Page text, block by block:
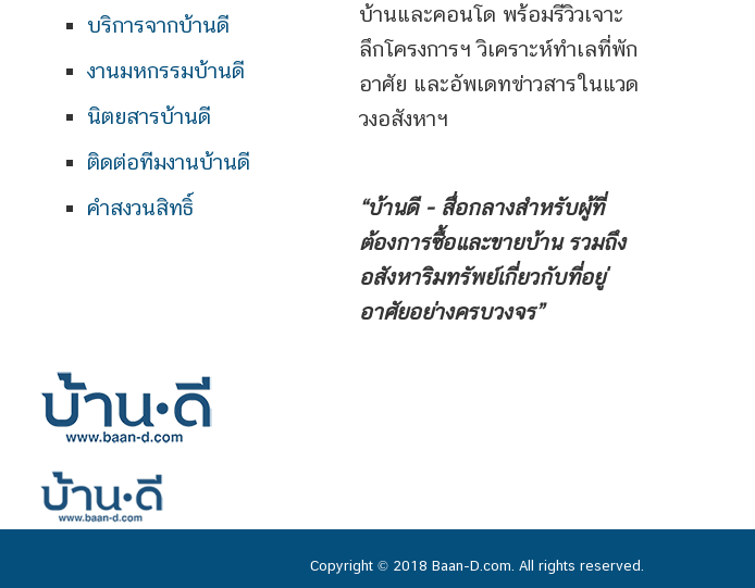
บริการจากบ้านดี
งานมหกรรมบ้านดี
นิตยสารบ้านดี
ติดต่อทีมงานบ้านดี
คำสงวนสิทธิ์
บ้านและคอนโด พร้อมรีวิวเจาะ
ลึกโครงการฯ วิเคราะห์ทำเลที่พัก
อาศัย และอัพเดทข่าวสารในแวด
วงอสังหาฯ
“บ้านดี - สื่อกลางสำหรับผู้ที่
ต้องการซื้อและขายบ้าน รวมถึง
อสังหาริมทรัพย์เกี่ยวกับที่อยู่
อาศัยอย่างครบวงจร”
Copyright © 2018 Baan-D.com. All rights reserved.